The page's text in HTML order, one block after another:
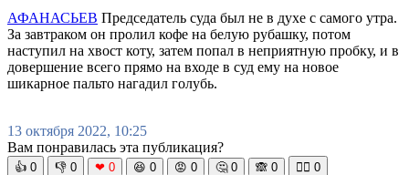
АФАНАСЬЕВ Председатель суда был не в духе с самого утра.
За завтраком он пролил кофе на белую рубашку, потом
наступил на хвост коту, затем попал в неприятную пробку, и в
довершение всего прямо на входе в суд ему на новое
шикарное пальто нагадил голубь.
13 октября 2022, 10:25
Вам понравилась эта публикация?
👍 0 👎 0 ❤ 0 😆 0 😡 0 🤔 0 🙈 0 🧘‍♀️ 0